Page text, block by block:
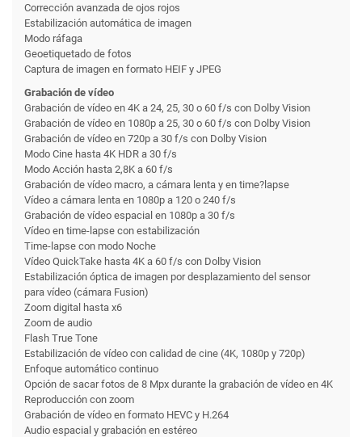
Corrección avanzada de ojos rojos
Estabili­zación automática de imagen
Modo ráfaga
Geoetiquetado de fotos
Captura de imagen en formato HEIF y JPEG
Grabación de vídeo
Grabación de vídeo en 4K a 24, 25, 30 o 60 f/s con Dolby Vision
Grabación de vídeo en 1080p a 25, 30 o 60 f/s con Dolby Vision
Grabación de vídeo en 720p a 30 f/s con Dolby Vision
Modo Cine hasta 4K HDR a 30 f/s
Modo Acción hasta 2,8K a 60 f/s
Grabación de vídeo macro, a cámara lenta y en time?lapse
Vídeo a cámara lenta en 1080p a 120 o 240 f/s
Grabación de vídeo espacial en 1080p a 30 f/s
Vídeo en time-lapse con estabili­zación
Time-lapse con modo Noche
Vídeo QuickTake hasta 4K a 60 f/s con Dolby Vision
Estabili­zación óptica de imagen por desplazamiento del sensor
para vídeo (cámara Fusion)
Zoom digital hasta x6
Zoom de audio
Flash True Tone
Estabili­zación de vídeo con calidad de cine (4K, 1080p y 720p)
Enfoque automático continuo
Opción de sacar fotos de 8 Mpx durante la grabación de vídeo en 4K
Reproducción con zoom
Grabación de vídeo en formato HEVC y H.264
Audio espacial y grabación en estéreo